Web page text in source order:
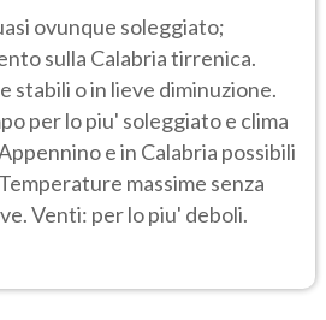
ovunque soleggiato;
sulla Calabria tirrenica.
stabili o in lieve diminuzione.
per lo piu' soleggiato e clima
e in Calabria possibili
massime senza
Venti: per lo piu' deboli.